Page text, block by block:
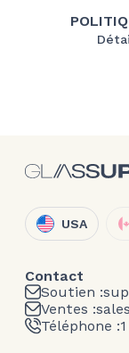
USA
Contact
Soutien :
Ventes :
Téléphone :